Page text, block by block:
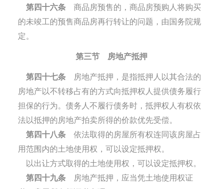
第四十六条商品房预售的，商品房预购人将购买
的未竣工的预售商品房再行转让的问题，由国务院规
定。
第三节 房地产抵押
第四十七条房地产抵押，是指抵押人以其合法的
房地产以不转移占有的方式向抵押权人提供债务履行
担保的行为。债务人不履行债务时，抵押权人有权依
法以抵押的房地产拍卖所得的价款优先受偿。
第四十八条依法取得的房屋所有权连同该房屋占
用范围内的土地使用权，可以设定抵押权。
以出让方式取得的土地使用权，可以设定抵押权。
第四十九条房地产抵押，应当凭土地使用权证